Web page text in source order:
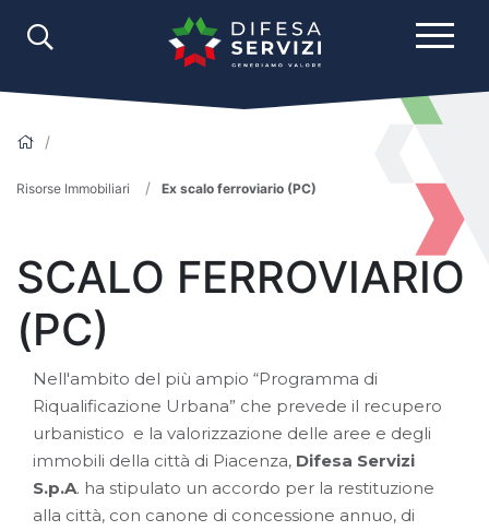
Risorse Immobiliari Ex scalo ferroviario (PC)
SCALO FERROVIARIO
(PC)
Nell'ambito del più ampio “Programma di
Riqualificazione Urbana” che prevede il recupero
urbanistico e la valorizzazione delle aree e degli
immobili della città di Piacenza, Difesa Servizi
S.p.A. ha stipulato un accordo per la restituzione
alla città, con canone di concessione annuo, di